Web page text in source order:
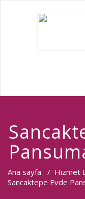
Ana sayfa / Hizmet
Sancaktepe Evde